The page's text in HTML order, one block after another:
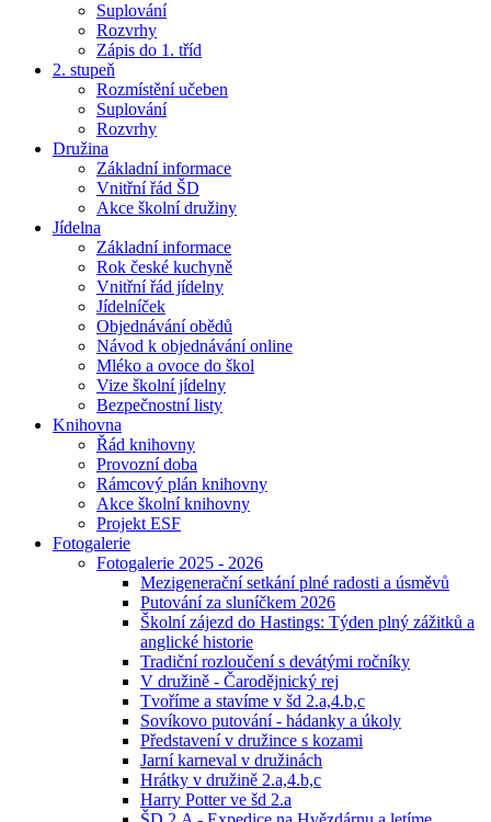
Suplování
Rozvrhy
Zápis do 1. tříd
2. stupeň
Rozmístění učeben
Suplování
Rozvrhy
Družina
Základní informace
Vnitřní řád ŠD
Akce školní družiny
Jídelna
Základní informace
Rok české kuchyně
Vnitřní řád jídelny
Jídelníček
Objednávání obědů
Návod k objednávání online
Mléko a ovoce do škol
Vize školní jídelny
Bezpečnostní listy
Knihovna
Řád knihovny
Provozní doba
Rámcový plán knihovny
Akce školní knihovny
Projekt ESF
Fotogalerie
Fotogalerie 2025 - 2026
Mezigenerační setkání plné radosti a úsměvů
Putování za sluníčkem 2026
Školní zájezd do Hastings: Týden plný zážitků a
anglické historie
Tradiční rozloučení s devátými ročníky
V družině - Čarodějnický rej
Tvoříme a stavíme v šd 2.a,4.b,c
Sovíkovo putování - hádanky a úkoly
Představení v družince s kozami
Jarní karneval v družinách
Hrátky v družině 2.a,4.b,c
Harry Potter ve šd 2.a